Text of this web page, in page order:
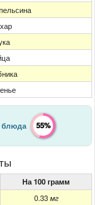
блюда 55%
На 100 грамм
0.33 мг